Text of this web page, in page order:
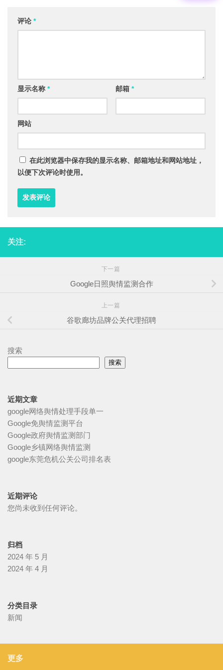
评论 *
显示名称 * 邮箱 *
网站
在此浏览器中保存我的显示名称、邮箱地址和网站地址，
以便下次评论时使用。
关注:
下一篇
Google日照舆情监测合作
上一篇
谷歌廊坊品牌公关代理招聘
搜索
搜索
近期文章
google网络舆情处理手段单一
Google免舆情监测平台
Google政府舆情监测部门
Google乡镇网络舆情监测
google东莞危机公关公司排名表
近期评论
您尚未收到任何评论。
归档
2024 年 5 月
2024 年 4 月
分类目录
新闻
更多